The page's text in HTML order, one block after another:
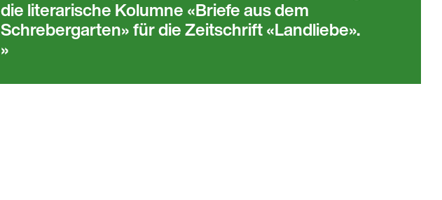
die literarische Kolumne «Briefe aus dem
Schrebergarten» für die Zeitschrift «Landliebe».